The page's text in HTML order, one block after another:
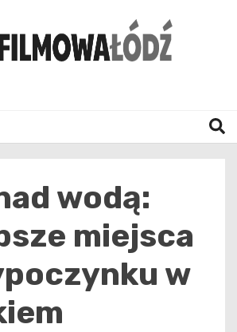
wodą:
miejsca
w